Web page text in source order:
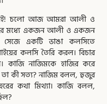
চলো আজ আমরা আলী ও
মধ্যে একজন আলী ও একজন
একটি ভাঙা কলসিতে
কলসি তৈরি করল। বিচার
নাজিমকে হাজির করে
কী সত্য? নাজিম বলল, হুজুর
কথা মিথ্যা। কাজি বলল,